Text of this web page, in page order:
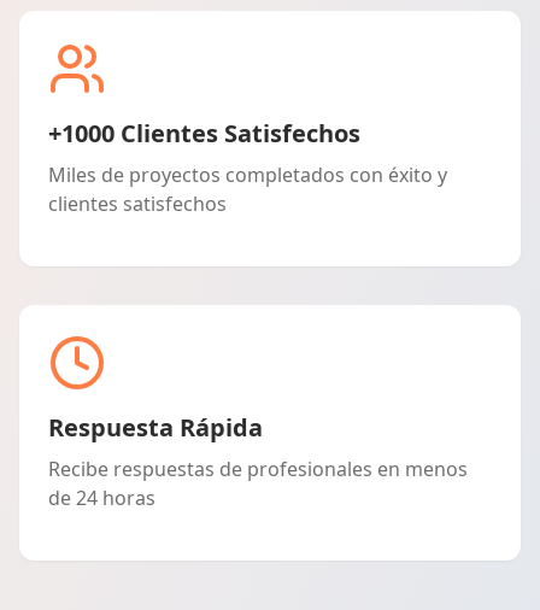
+1000 Clientes Satisfechos
Miles de proyectos completados con éxito y
clientes satisfechos
Respuesta Rápida
Recibe respuestas de profesionales en menos
de 24 horas